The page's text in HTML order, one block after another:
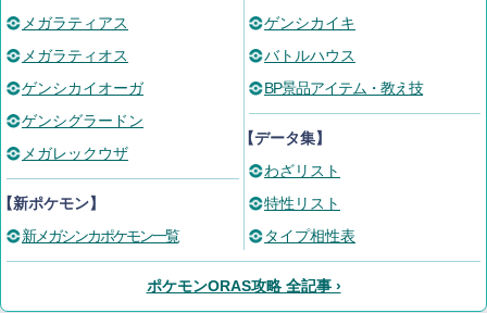
メガラティアス
メガラティオス
ゲンシカイオーガ
ゲンシグラードン
メガレックウザ
新ポケモン】
新メガシンカポケモン一覧
ゲンシカイキ
バトルハウス
BP景品アイテム・教え技
【データ集】
わざリスト
特性リスト
タイプ相性表
ポケモンORAS攻略 全記事 ›